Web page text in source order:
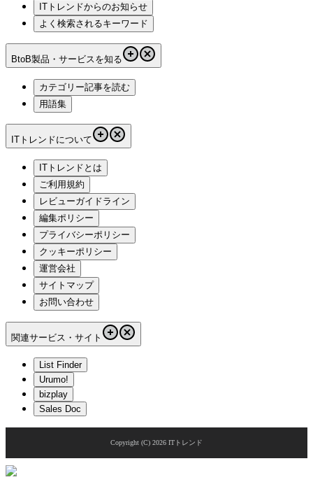
ITトレンドからのお知らせ
よく検索されるキーワード
BtoB製品・サービスを知る
カテゴリー記事を読む
用語集
ITトレンドについて
ITトレンドとは
ご利用規約
レビューガイドライン
編集ポリシー
プライバシーポリシー
クッキーポリシー
運営会社
サイトマップ
お問い合わせ
関連サービス・サイト
List Finder
Urumo!
bizplay
Sales Doc
Copyright (C) 2026 ITトレンド